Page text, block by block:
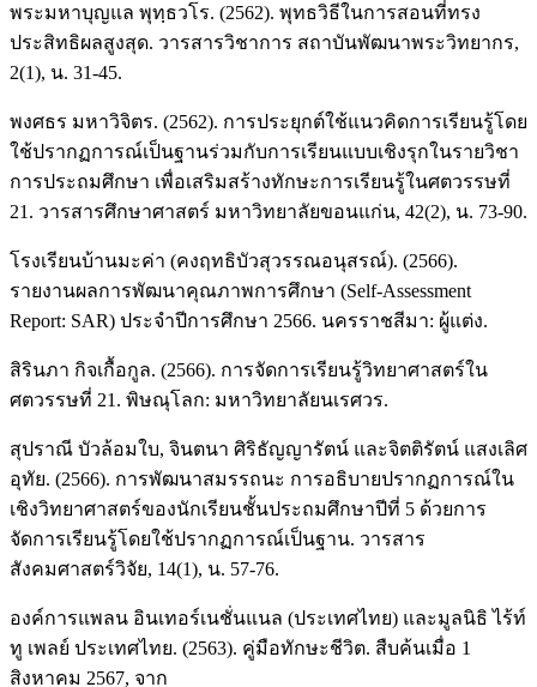
พระมหาบุญแล พุทฺธวโร. (2562). พุทธวิธีในการสอนที่ทรง
ประสิทธิผลสูงสุด. วารสารวิชาการ สถาบันพัฒนาพระวิทยากร,
2(1), น. 31-45.
พงศธร มหาวิจิตร. (2562). การประยุกต์ใช้แนวคิดการเรียนรู้โดย
ใช้ปรากฏการณ์เป็นฐานร่วมกับการเรียนแบบเชิงรุกในรายวิชา
การประถมศึกษา เพื่อเสริมสร้างทักษะการเรียนรู้ในศตวรรษที่
21. วารสารศึกษาศาสตร์ มหาวิทยาลัยขอนแก่น, 42(2), น. 73-90.
โรงเรียนบ้านมะค่า (คงฤทธิบัวสุวรรณอนุสรณ์). (2566).
รายงานผลการพัฒนาคุณภาพการศึกษา (Self-Assessment
Report: SAR) ประจำปีการศึกษา 2566. นครราชสีมา: ผู้แต่ง.
สิรินภา กิจเกื้อกูล. (2566). การจัดการเรียนรู้วิทยาศาสตร์ใน
ศตวรรษที่ 21. พิษณุโลก: มหาวิทยาลัยนเรศวร.
สุปราณี บัวล้อมใบ, จินตนา ศิริธัญญารัตน์ และจิตติรัตน์ แสงเลิศ
อุทัย. (2566). การพัฒนาสมรรถนะ การอธิบายปรากฏการณ์ใน
เชิงวิทยาศาสตร์ของนักเรียนชั้นประถมศึกษาปีที่ 5 ด้วยการ
จัดการเรียนรู้โดยใช้ปรากฏการณ์เป็นฐาน. วารสาร
สังคมศาสตร์วิจัย, 14(1), น. 57-76.
องค์การแพลน อินเทอร์เนชั่นแนล (ประเทศไทย) และมูลนิธิ ไร้ท์
ทู เพลย์ ประเทศไทย. (2563). คู่มือทักษะชีวิต. สืบค้นเมื่อ 1
สิงหาคม 2567, จาก